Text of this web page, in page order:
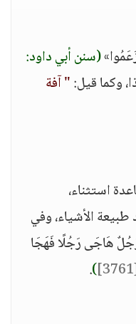
(سنن أبي داود:
وكما قيل:" آفة
استثناء،
الأشياء، وفي
هَاجَى رَجُلًا فَهَجَا
)
.